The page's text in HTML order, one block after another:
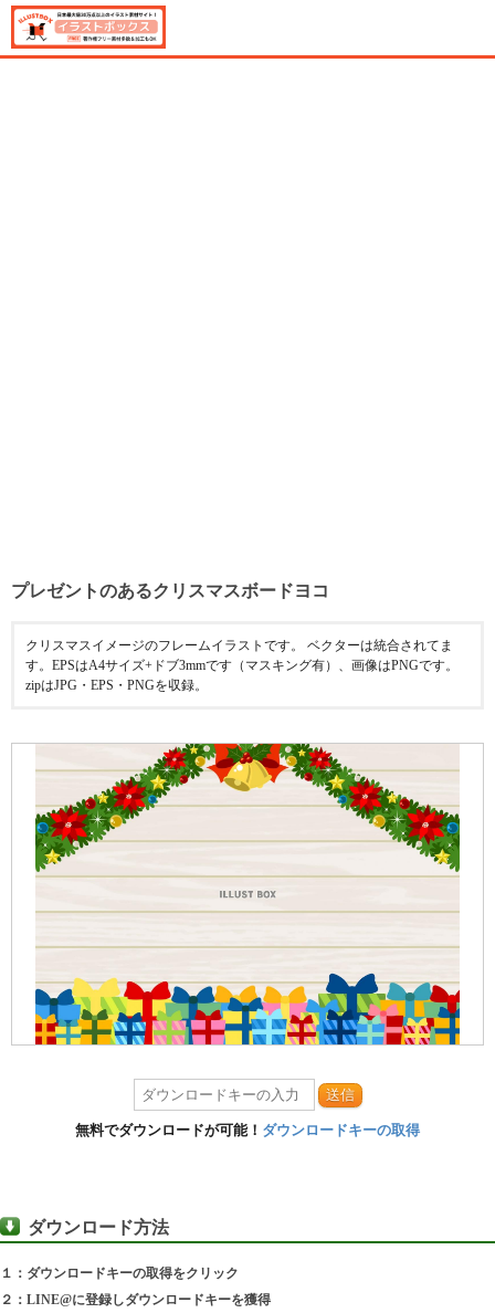
プレゼントのあるクリスマスボードヨコ
クリスマスイメージのフレームイラストです。 ベクターは統合されてま
す。EPSはA4サイズ+ドブ3mmです（マスキング有）、画像はPNGです。
zipはJPG・EPS・PNGを収録。
送信
無料でダウンロードが可能！ ダウンロードキーの取得
ダウンロード方法
１：ダウンロードキーの取得をクリック
２：LINE@に登録しダウンロードキーを獲得